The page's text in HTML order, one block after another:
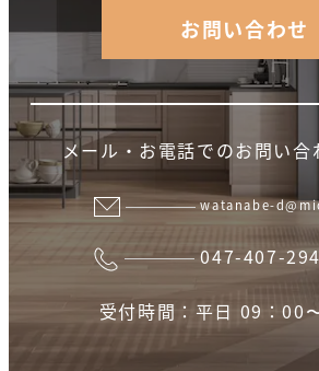
お問い合わせ
メール・お電話でのお問い
watanabe-
047-407-
受付時間：平日 09：00